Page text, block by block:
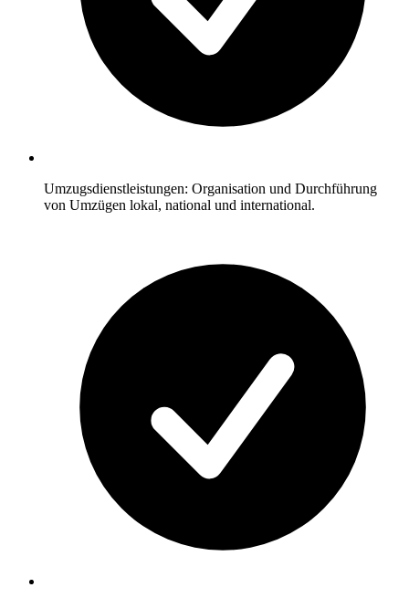
Umzugsdienstleistungen: Organisation und Durchführung
von Umzügen lokal, national und international.